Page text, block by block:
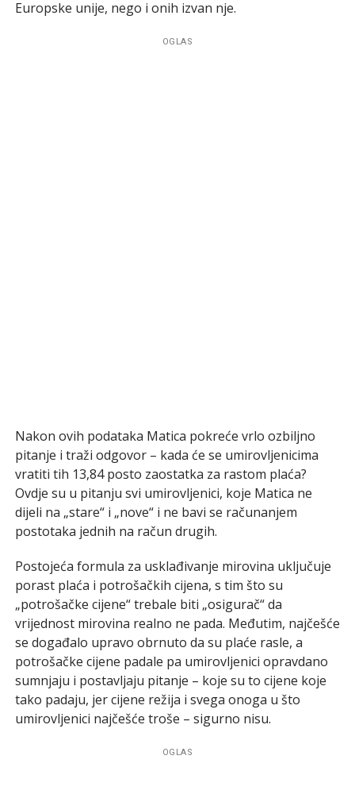
Europske unije, nego i onih izvan nje.
OGLAS
Nakon ovih podataka Matica pokreće vrlo ozbiljno
pitanje i traži odgovor – kada će se umirovljenicima
vratiti tih 13,84 posto zaostatka za rastom plaća?
Ovdje su u pitanju svi umirovljenici, koje Matica ne
dijeli na „stare“ i „nove“ i ne bavi se računanjem
postotaka jednih na račun drugih.
Postojeća formula za usklađivanje mirovina uključuje
porast plaća i potrošačkih cijena, s tim što su
„potrošačke cijene“ trebale biti „osigurač“ da
vrijednost mirovina realno ne pada. Međutim, najčešće
se događalo upravo obrnuto da su plaće rasle, a
potrošačke cijene padale pa umirovljenici opravdano
sumnjaju i postavljaju pitanje – koje su to cijene koje
tako padaju, jer cijene režija i svega onoga u što
umirovljenici najčešće troše – sigurno nisu.
OGLAS